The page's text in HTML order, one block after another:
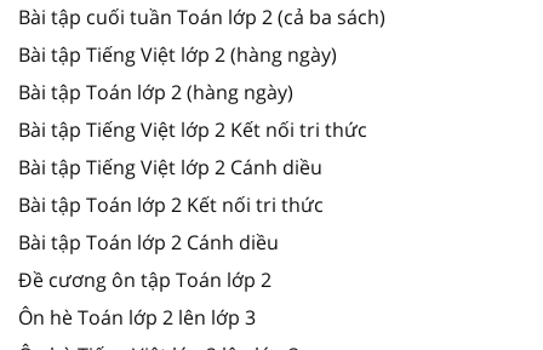
Bài tập cuối tuần Toán lớp 2 (cả ba sách)
Bài tập Tiếng Việt lớp 2 (hàng ngày)
Bài tập Toán lớp 2 (hàng ngày)
Bài tập Tiếng Việt lớp 2 Kết nối tri thức
Bài tập Tiếng Việt lớp 2 Cánh diều
Bài tập Toán lớp 2 Kết nối tri thức
Bài tập Toán lớp 2 Cánh diều
Đề cương ôn tập Toán lớp 2
Ôn hè Toán lớp 2 lên lớp 3